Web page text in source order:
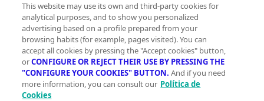
Ahorro
aportado
This website may use its own and third-party cookies for
analytical purposes, and to show you personalized
advertising based on a profile prepared from your
browsing habits (for example, pages visited). You can
accept all cookies by pressing the "Accept cookies" button,
orCONFIGURE OR REJECT THEIR USE BY PRESSING THE
"CONFIGURE YOUR COOKIES" BUTTON. And if you need
more information, you can consult our Política de
Cookies